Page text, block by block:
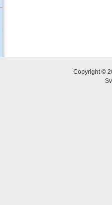
Copyright ©